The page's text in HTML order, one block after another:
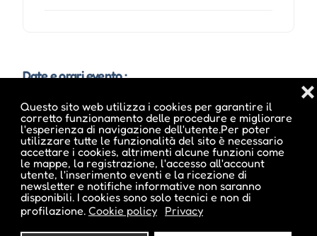
Questo sito web utilizza i cookies per garantire il
corretto funzionamento delle procedure e migliorare
l'esperienza di navigazione dell'utente.Per poter
utilizzare tutte le funzionalità del sito è necessario
accettare i cookies, altrimenti alcune funzioni come
le mappe, la registrazione, l'accesso all'account
utente, l'inserimento eventi e la ricezione di
newsletter e notifiche informative non saranno
disponibili. I cookies sono solo tecnici e non di
profilazione. Cookie policy Privacy
❌
Date e orari evento :